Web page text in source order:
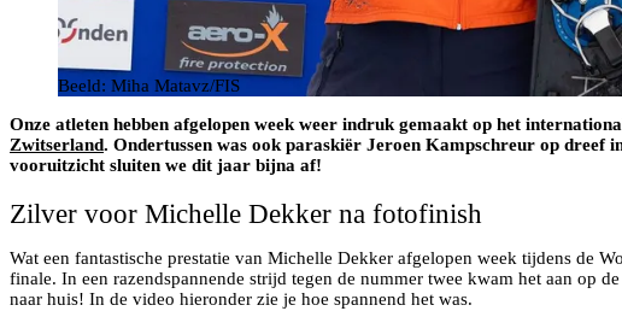
Beeld: Miha Matavz/FIS
Onze atleten hebben afgelopen week weer indruk gemaakt op het
Zwitserland. Ondertussen was ook paraskiër Jeroen Kampschreur op dreef
vooruitzicht sluiten we dit jaar bijna af!
Zilver voor Michelle Dekker na fotofinish
Wat een fantastische prestatie van Michelle Dekker afgelopen week tijdens de
finale. In een razendspannende strijd tegen de nummer twee kwam het aan op
naar huis! In de video hieronder zie je hoe spannend het was.